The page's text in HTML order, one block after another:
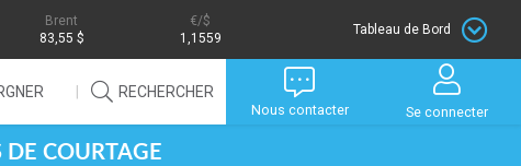
Brent
83,55 $
/$
1,1559
Tableau de Bord
RECHERCHER
Nous contacter Se connecter
DE COURTAGE